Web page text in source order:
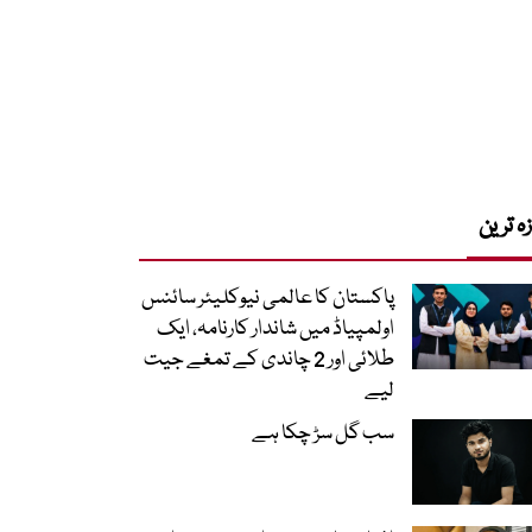
ترین
پاکستان کا عالمی نیوکلیئر سائنس
اولمپیاڈ میں شاندار کارنامہ، ایک
طلائی اور 2 چاندی کے تمغے جیت
لیے
سب گل سڑ چکا ہے